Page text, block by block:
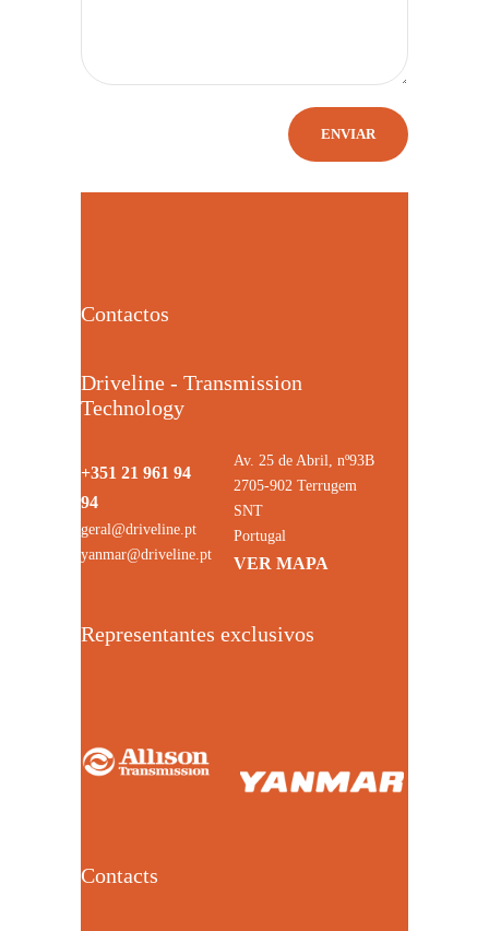
Contactos
Driveline - Transmission
Technology
+351 21 961 94
94
geral@driveline.pt
yanmar@driveline.pt
Av. 25 de Abril, nº93B
2705-902 Terrugem
SNT
Portugal
VER MAPA
Representantes exclusivos
Contacts